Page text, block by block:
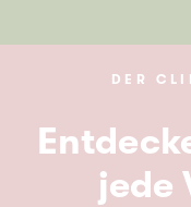
DER
jede